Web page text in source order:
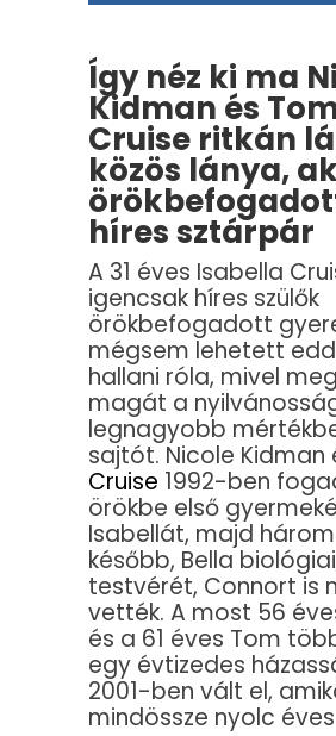
Így néz ki ma
Kidman és
Cruise ritkán
közös lánya,
híres sztárpár
A 31 éves Isabella
igencsak híres szülők
örökbefogadott
mégsem lehetett
hallani róla, mivel
magát a
legnagyobb
sajtót. Nicole Kidman
Cruise 1992-ben
örökbe első
Isabellát, majd
később, Bella biológiai
testvérét, Connort is
vették. A most 56
és a 61 éves Tom
egy évtizedes
2001-ben vált el,
mindössze nyolc